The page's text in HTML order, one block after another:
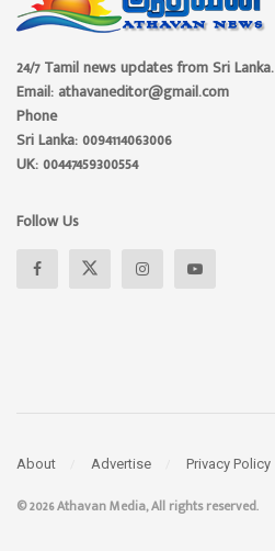
24/7 Tamil news updates from Sri Lanka.
Email: athavaneditor@gmail.com
Phone
Sri Lanka: 0094114063006
UK: 00447459300554
Follow Us
About Advertise Privacy Policy
© 2026 Athavan Media, All rights reserved.